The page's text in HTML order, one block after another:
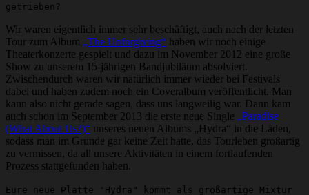
getrieben?
Wir waren eigentlich immer sehr beschäftigt, auch nach der letzten
Tour zum Album „The Unforgiving“ haben wir noch einige
Theaterkonzerte gespielt und dazu im November 2012 eine große
Show zu unserem 15-jährigen Bandjubiläum absolviert.
Zwischendurch waren wir natürlich immer wieder bei Festivals
dabei und haben zudem noch ein Coveralbum veröffentlicht. Man
kann also nicht gerade sagen, dass uns langweilig war. Dann kam
auch schon im September 2013 die erste neue Single „Paradise
(What About Us?)“ unseres neuen Albums „Hydra“ in die Läden,
sodass man im Grunde gar keine Zeit hatte, das Tourleben großartig
zu vermissen, da all unsere Aktivitäten in einem fortlaufenden
Prozess stattgefunden haben.
Eure neue Platte "Hydra" kommt als großartige Mixtur